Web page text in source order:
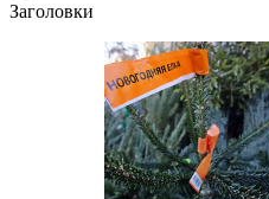
Заголовки